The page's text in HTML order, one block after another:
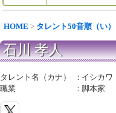
HOME > タレント50音順（い）
石川 孝人
タレント名（カナ） ： イシカ
職業
： 脚本家